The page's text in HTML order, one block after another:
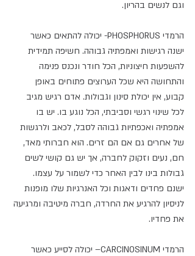
וגם לנשים בהריון.
הרמדי PHOSPHORUS- יכולה להתאים כאשר
ישנה רגישות ואמפתיה גבוהה. חשיפה תמידית
להשפעות חיצוניות, הכל חודר ונכנס פנימה
והתחושה היא שכל הערוצים פתוחים באופן
קבוע, אין יכולת סינון וגבולות. אדם רגיש מגיב
לכל שינוי רגשי וסביבתי, הכל נוגע בו. יש בו
אמפתיה ואכפתיות גבוהה לסבל, לכאב ולרגשות
של אחרים גם אם הם זרים. הוא חברותי מאד,
חם, נעים וזקוק לחברה, אך יש גם קושי לשים
גבולות בינו לבין האחר כדי לשמור על עצמו.
ישנם פחדים ודאגות וכל האנרגיות שלו מופנות
לניסיון להרגיע את החרדה, חברה מיטיבה ומרגיעה
את פחדיו.
הרמדי CARCINOSINUM– יכולה לסייע כאשר